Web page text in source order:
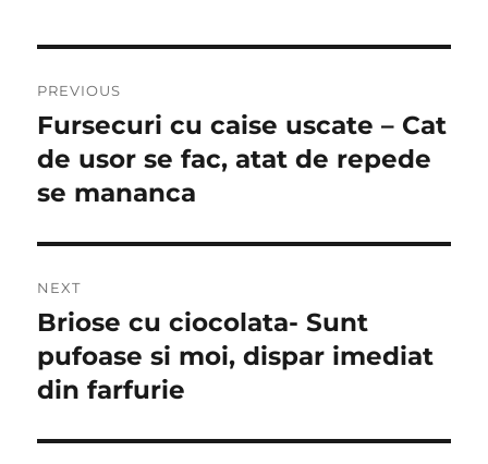
navigation
PREVIOUS
Previous
post:
Fursecuri cu caise uscate – Cat
de usor se fac, atat de repede
se mananca
NEXT
Next
post:
Briose cu ciocolata- Sunt
pufoase si moi, dispar imediat
din farfurie